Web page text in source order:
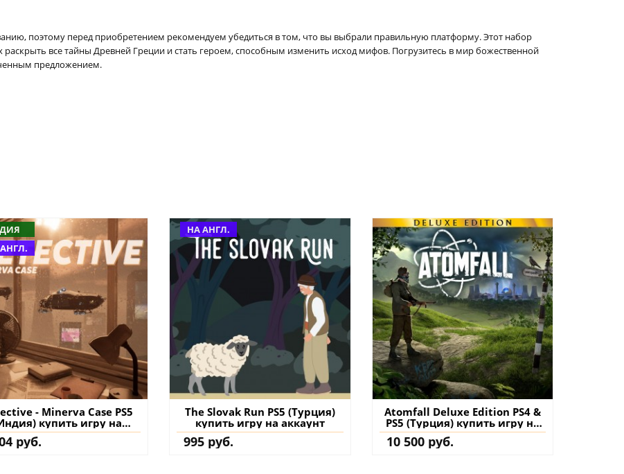
поэтому перед приобретением рекомендуем убедиться в том, что вы выбрали правильную платформу. Этот набор
все тайны Древней Греции и стать героем, способным изменить исход мифов. Погрузитесь в мир божественной
предложением.
- Minerva Case PS5
купить игру на
аккаунт
руб.
НА АНГЛ.
The Slovak Run PS5 (Турция)
купить игру на аккаунт
995 руб.
Atomfall Deluxe Edition PS4 &
PS5 (Турция) купить игру на
аккаунт
10 500 руб.